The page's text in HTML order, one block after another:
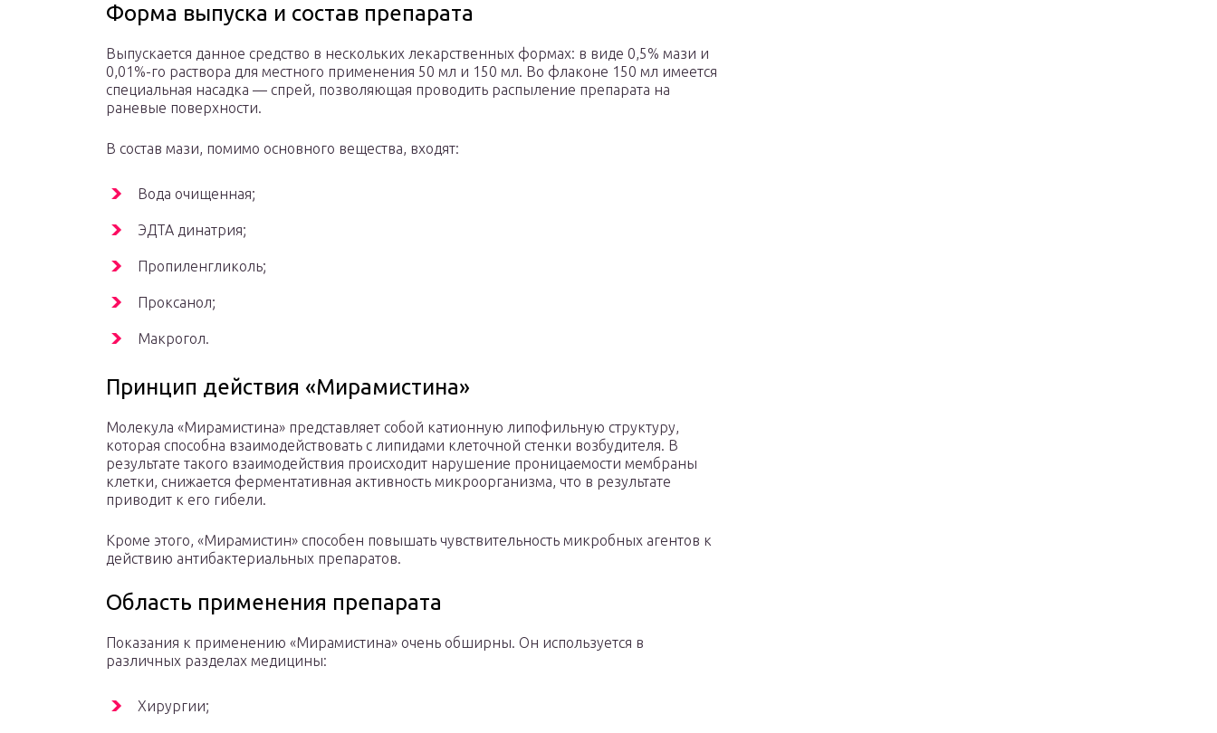
Форма выпуска и состав препарата
Выпускается данное средство в нескольких лекарственных формах: в виде 0,5% мази и
0,01%-го раствора для местного применения 50 мл и 150 мл. Во флаконе 150 мл имеется
специальная насадка — спрей, позволяющая проводить распыление препарата на
раневые поверхности.
В состав мази, помимо основного вещества, входят:
Вода очищенная;
ЭДТА динатрия;
Пропиленгликоль;
Проксанол;
Макрогол.
Принцип действия «Мирамистина»
Молекула «Мирамистина» представляет собой катионную липофильную структуру,
которая способна взаимодействовать с липидами клеточной стенки возбудителя. В
результате такого взаимодействия происходит нарушение проницаемости мембраны
клетки, снижается ферментативная активность микроорганизма, что в результате
приводит к его гибели.
Кроме этого, «Мирамистин» способен повышать чувствительность микробных агентов к
действию антибактериальных препаратов.
Область применения препарата
Показания к применению «Мирамистина» очень обширны. Он используется в
различных разделах медицины:
Хирургии;